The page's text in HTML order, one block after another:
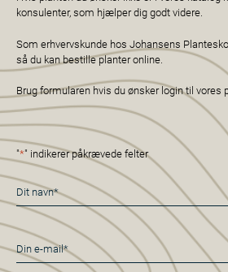
konsulenter, som hjælper dig godt videre.
Som erhvervskunde hos Johansens
så du kan bestille planter online.
Brug formularen hvis du ønsker login til vores
"*" indikerer påkrævede felter
Navn
*
E-
mail